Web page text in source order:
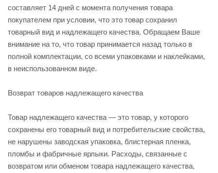
составляет 14 дней с момента получения товара
покупателем при условии, что это товар сохранил
товарный вид и надлежащего качества. Обращаем Ваше
внимание на то, что товар принимается назад только в
полной комплектации, со всеми упаковками и наклейками,
в неиспользованном виде.
Возврат товаров надлежащего качества
Товар надлежащего качества — это товар, у которого
сохранены его товарный вид и потребительские свойства,
не нарушены заводская упаковка, блистерная пленка,
пломбы и фабричные ярлыки. Расходы, связанные с
возвратом или обменом товара надлежащего качества,